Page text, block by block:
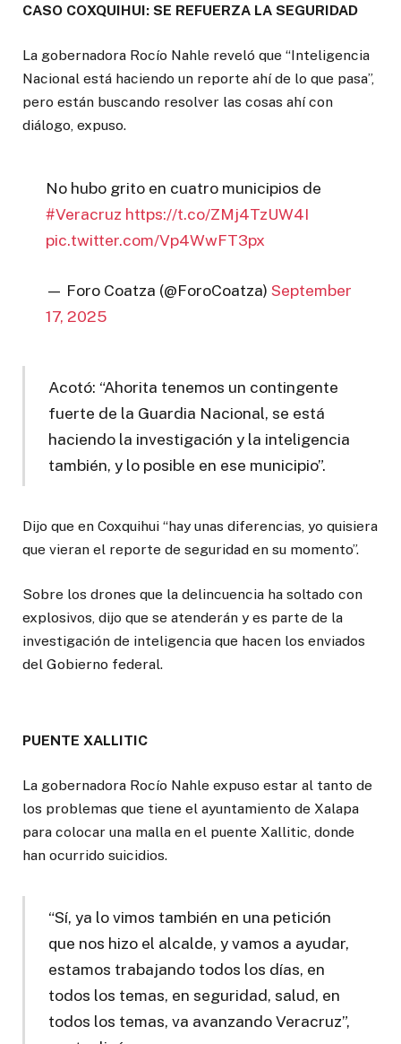
CASO COXQUIHUI: SE REFUERZA LA SEGURIDAD
La gobernadora Rocío Nahle reveló que “Inteligencia
Nacional está haciendo un reporte ahí de lo que pasa”,
pero están buscando resolver las cosas ahí con
diálogo, expuso.
No hubo grito en cuatro municipios de
#Veracruz https://t.co/ZMj4TzUW4I
pic.twitter.com/Vp4WwFT3px
— Foro Coatza (@ForoCoatza)September
17, 2025
Acotó: “Ahorita tenemos un contingente
fuerte de la Guardia Nacional, se está
haciendo la investigación y la inteligencia
también, y lo posible en ese municipio”.
Dijo que en Coxquihui “hay unas diferencias, yo quisiera
que vieran el reporte de seguridad en su momento”.
Sobre los drones que la delincuencia ha soltado con
explosivos, dijo que se atenderán y es parte de la
investigación de inteligencia que hacen los enviados
del Gobierno federal.
PUENTE XALLITIC
La gobernadora Rocío Nahle expuso estar al tanto de
los problemas que tiene el ayuntamiento de Xalapa
para colocar una malla en el puente Xallitic, donde
han ocurrido suicidios.
“Sí, ya lo vimos también en una petición
que nos hizo el alcalde, y vamos a ayudar,
estamos trabajando todos los días, en
todos los temas, en seguridad, salud, en
todos los temas, va avanzando Veracruz”,